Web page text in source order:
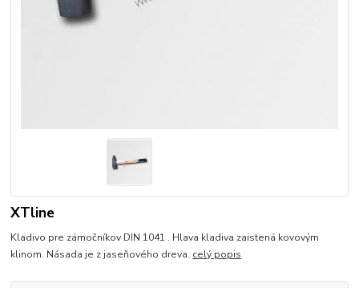
XTline
Kladivo pre zámočníkov DIN 1041 . Hlava kladiva zaistená kovovým
klinom. Násada je z jaseňového dreva. celý popis